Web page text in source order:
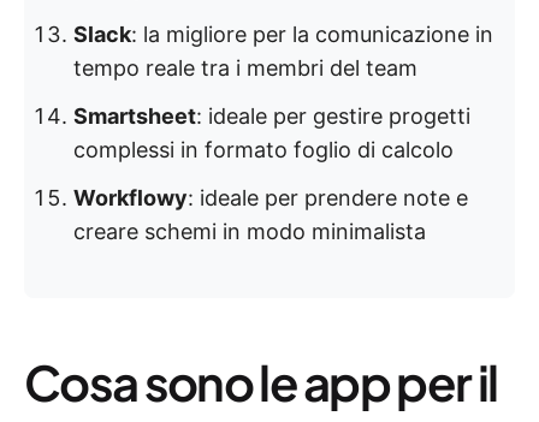
Slack: la migliore per la comunicazione in
tempo reale tra i membri del team
Smartsheet: ideale per gestire progetti
complessi in formato foglio di calcolo
Workflowy: ideale per prendere note e
creare schemi in modo minimalista
Cosa sono le app per il